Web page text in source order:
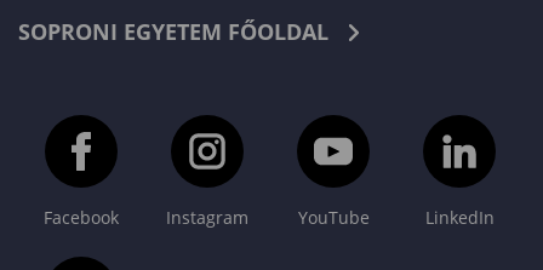
SOPRONI EGYETEM FŐOLDAL
Facebook Instagram YouTube LinkedIn